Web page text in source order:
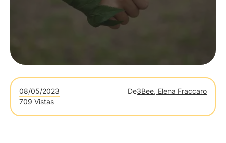
08/05/2023 De3Bee, Elena Fraccaro
709 Vistas